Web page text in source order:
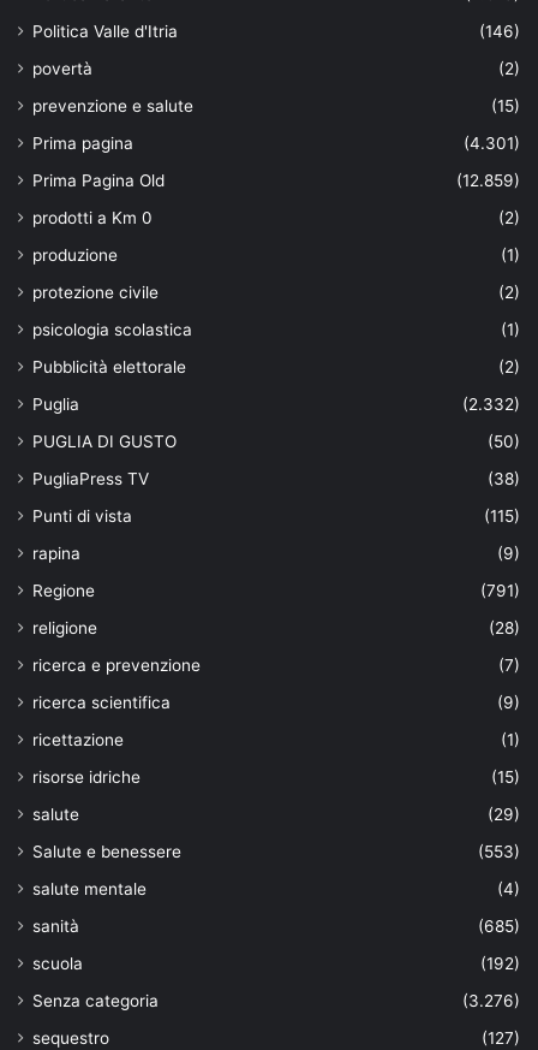
Politica Valle d'Itria
(146)
povertà
(2)
prevenzione e salute
(15)
Prima pagina
(4.301)
Prima Pagina Old
(12.859)
prodotti a Km 0
(2)
produzione
(1)
protezione civile
(2)
psicologia scolastica
(1)
Pubblicità elettorale
(2)
Puglia
(2.332)
PUGLIA DI GUSTO
(50)
PugliaPress TV
(38)
Punti di vista
(115)
rapina
(9)
Regione
(791)
religione
(28)
ricerca e prevenzione
(7)
ricerca scientifica
(9)
ricettazione
(1)
risorse idriche
(15)
salute
(29)
Salute e benessere
(553)
salute mentale
(4)
sanità
(685)
scuola
(192)
Senza categoria
(3.276)
sequestro
(127)